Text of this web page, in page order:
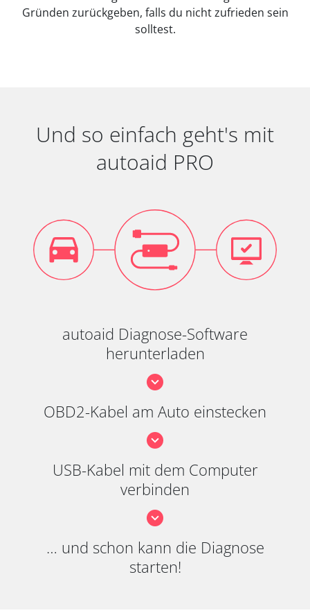
Gründen zurückgeben, falls du nicht zufrieden sein
solltest.
Und so einfach geht's mit
autoaid PRO
autoaid Diagnose-Software
herunterladen
OBD2-Kabel am Auto einstecken
USB-Kabel mit dem Computer
verbinden
… und schon kann die Diagnose
starten!